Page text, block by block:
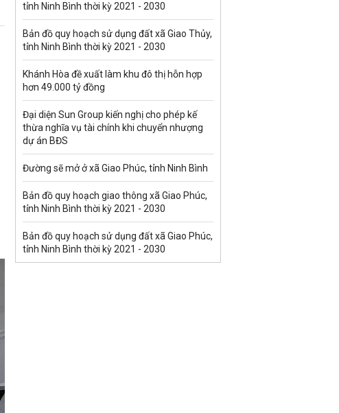
tỉnh Ninh Bình thời kỳ 2021 - 2030
Bản đồ quy hoạch sử dụng đất xã Giao Thủy,
tỉnh Ninh Bình thời kỳ 2021 - 2030
Khánh Hòa đề xuất làm khu đô thị hỗn hợp
hơn 49.000 tỷ đồng
Đại diện Sun Group kiến nghị cho phép kế
thừa nghĩa vụ tài chính khi chuyển nhượng
dự án BĐS
Đường sẽ mở ở xã Giao Phúc, tỉnh Ninh Bình
Bản đồ quy hoạch giao thông xã Giao Phúc,
tỉnh Ninh Bình thời kỳ 2021 - 2030
Bản đồ quy hoạch sử dụng đất xã Giao Phúc,
tỉnh Ninh Bình thời kỳ 2021 - 2030